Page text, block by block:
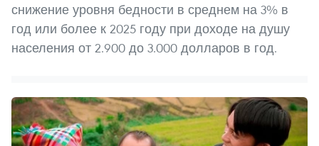
снижение уровня бедности в среднем на 3% в
год или более к 2025 году при доходе на душу
населения от 2.900 до 3.000 долларов в год.